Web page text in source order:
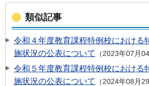
類似記事
令和４年度教育課程特例校における
施状況の公表について
2023年07月
令和５年度教育課程特例校における
施状況の公表について
2024年08月